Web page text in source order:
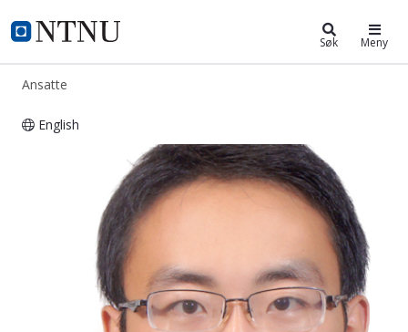
NTNU Hjemmeside
ntnu.no Søk Meny
Ansatte
English
Bozhao Joe Liu